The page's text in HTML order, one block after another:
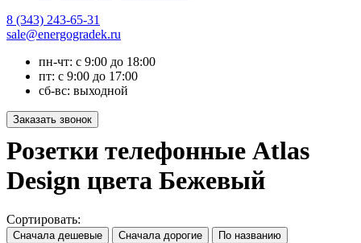
8 (343) 243-65-31
sale@energogradek.ru
пн-чт: с 9:00 до 18:00
пт: с 9:00 до 17:00
сб-вс: выходной
Розетки телефонные Atlas
Design цвета Бежевый
Сортировать: